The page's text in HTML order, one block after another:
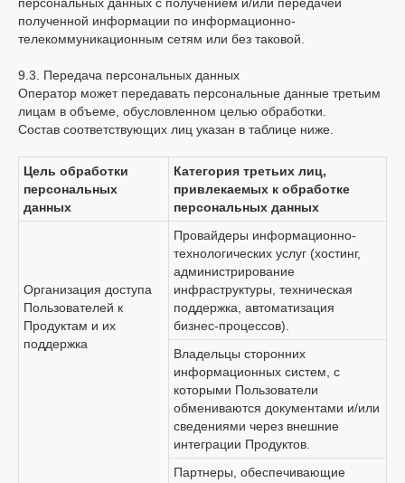
полученной информации по информационно-
телекоммуникационным сетям или без таковой.
9.3. Передача персональных данных
Оператор может передавать персональные данные третьим
лицам в объеме, обусловленном целью обработки.
Состав соответствующих лиц указан в таблице ниже.
Цель обработки
персональных
данных
Категория третьих лиц,
привлекаемых к обработке
персональных данных
Организация доступа
Пользователей к
Продуктам и их
поддержка
Провайдеры информационно-
технологических услуг (хостинг,
администрирование
инфраструктуры, техническая
поддержка, автоматизация
бизнес-процессов).
Владельцы сторонних
информационных систем, с
которыми Пользователи
обмениваются документами и/или
сведениями через внешние
интеграции Продуктов.
Партнеры, обеспечивающие